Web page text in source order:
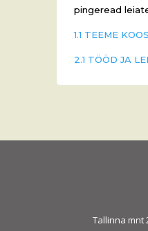
pingeread
1.1 TEEME
2.1 TÖÖD JA
Tallinna mnt